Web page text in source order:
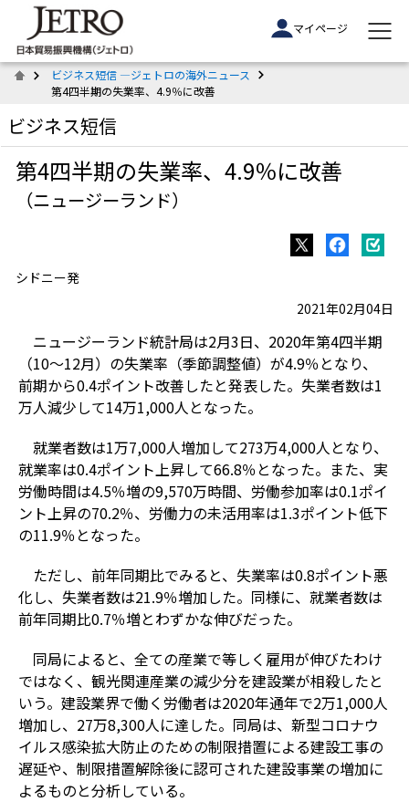
マイページ
ビジネス短信 ―ジェトロの海外ニュース
第4四半期の失業率、4.9％に改善
ビジネス短信
第4四半期の失業率、4.9％に改善
（ニュージーランド）
シドニー発
2021年02月04日
ニュージーランド統計局は2月3日、2020年第4四半期
（10～12月）の失業率（季節調整値）が4.9％となり、
前期から0.4ポイント改善したと発表した。失業者数は1
万人減少して14万1,000人となった。
就業者数は1万7,000人増加して273万4,000人となり、
就業率は0.4ポイント上昇して66.8％となった。また、実
労働時間は4.5％増の9,570万時間、労働参加率は0.1ポイ
ント上昇の70.2％、労働力の未活用率は1.3ポイント低下
の11.9％となった。
ただし、前年同期比でみると、失業率は0.8ポイント悪
化し、失業者数は21.9％増加した。同様に、就業者数は
前年同期比0.7％増とわずかな伸びだった。
同局によると、全ての産業で等しく雇用が伸びたわけ
ではなく、観光関連産業の減少分を建設業が相殺したと
いう。建設業界で働く労働者は2020年通年で2万1,000人
増加し、27万8,300人に達した。同局は、新型コロナウ
イルス感染拡大防止のための制限措置による建設工事の
遅延や、制限措置解除後に認可された建設事業の増加に
よるものと分析している。